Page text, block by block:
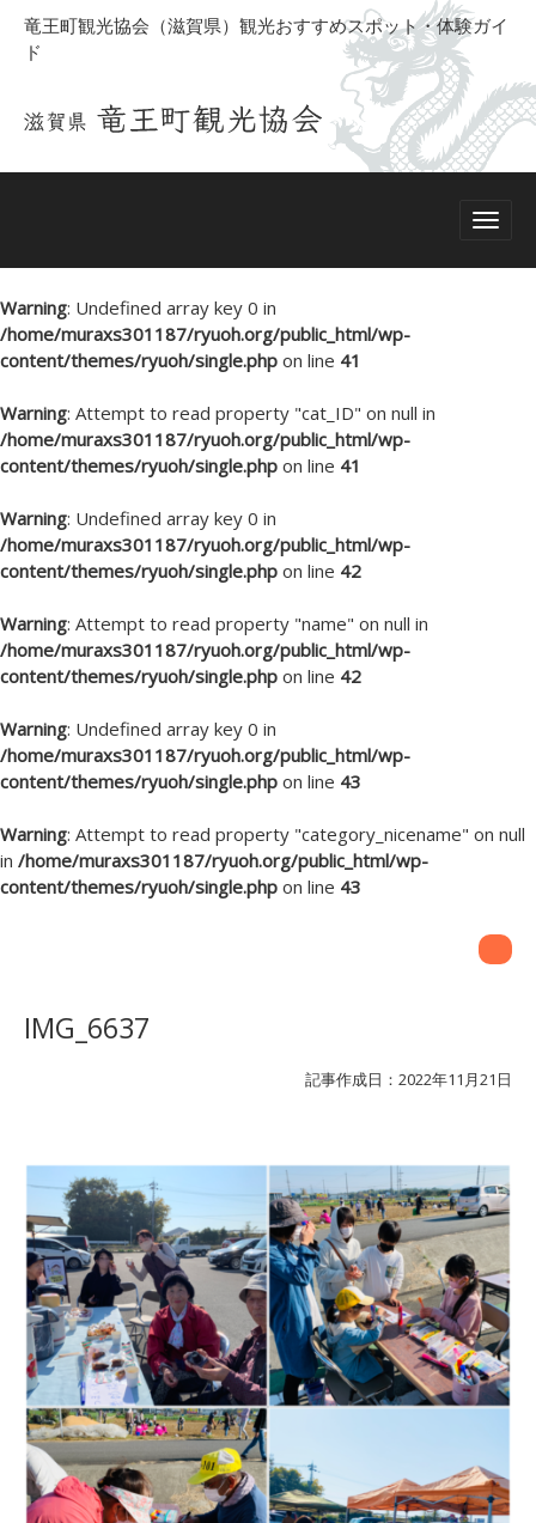
竜王町観光協会（滋賀県）観光おすすめスポット・体験ガイ
ド
Warning: Undefined array key 0 in
/home/muraxs301187/ryuoh.org/public_html/wp-
content/themes/ryuoh/single.php on line 41
Warning: Attempt to read property "cat_ID" on null in
/home/muraxs301187/ryuoh.org/public_html/wp-
content/themes/ryuoh/single.php on line 41
Warning: Undefined array key 0 in
/home/muraxs301187/ryuoh.org/public_html/wp-
content/themes/ryuoh/single.php on line 42
Warning: Attempt to read property "name" on null in
/home/muraxs301187/ryuoh.org/public_html/wp-
content/themes/ryuoh/single.php on line 42
Warning: Undefined array key 0 in
/home/muraxs301187/ryuoh.org/public_html/wp-
content/themes/ryuoh/single.php on line 43
Warning: Attempt to read property "category_nicename" on null
in /home/muraxs301187/ryuoh.org/public_html/wp-
content/themes/ryuoh/single.php on line 43
IMG_6637
記事作成日：2022年11月21日